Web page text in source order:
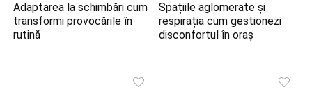
Adaptarea la schimbări cum
transformi provocările în
rutină
Spațiile aglomerate și
respirația cum gestionezi
disconfortul în oraș